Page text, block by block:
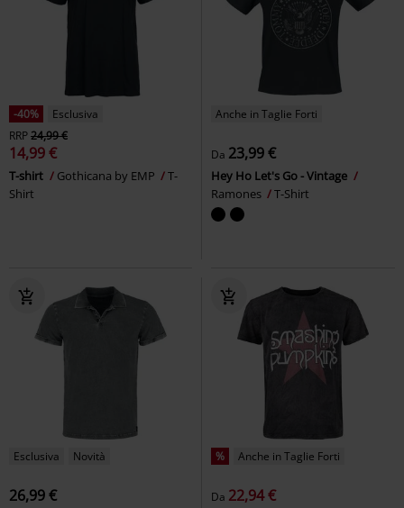
-40%
Esclusiva
RRP24,99 €
14,99 €
T-shirt Gothicana by EMP
T-
Shirt
Anche in Taglie Forti
Da 23,99 €
Hey Ho Let's Go - Vintage
Ramones
T-Shirt
Esclusiva Novità
26,99 €
% Anche in Taglie Forti
Da 22,94 €